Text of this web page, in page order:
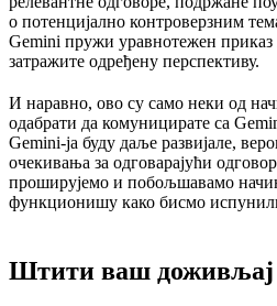
о потенцијално контроверзним
Gemini пружи уравнотежен
затражите одређену перспективу.
И наравно, ово су само неки од
одабрати да комуницирате са
Gemini-ја буду даље развијале,
очекивања за одговарајући
проширујемо и побољшавамо
функционишу како бисмо
Штити ваш доживљај